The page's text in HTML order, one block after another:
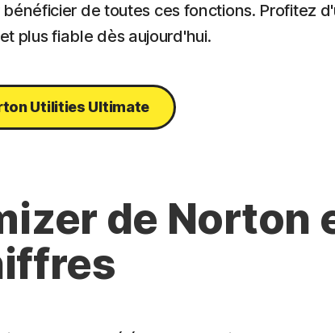
de toutes ces fonctions. Profitez
plus fiable dès aujourd'hui.
Utilities Ultimate
de Norton